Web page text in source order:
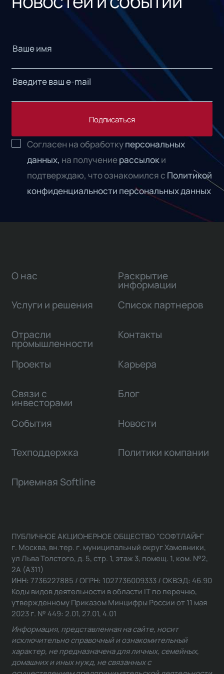
Подписаться
Согласен на обработкуперсональных
данных, на получениерассылоки
подтверждаю, что ознакомился с Политикой
конфиденциальности персональных данных
О нас
Услуги и решения
Отрасли
промышленности
Проекты
Связи с
инвесторами
Раскрытие
информации
Список партнеров
Контакты
Карьера
Блог
События Новости
Техподдержка Политики компании
Приемная Softline
ПУБЛИЧНОЕ АКЦИОНЕРНОЕ ОБЩЕСТВО "СОФТЛАЙН"
г. Москва, вн.тер. г. муниципальный округ Хамовники,
ул Льва Толстого, д. 5, стр. 1, этаж 3, помещ. 1, ком. №2,
2А (А311)
ИНН: 7736227885 / ОГРН: 1027736009333 / ОКВЭД: 46.90
Коды видов деятельности в области IT по перечню,
утвержденному Приказом Минцифры России от 11 мая
2023 г. № 449: 2.01, 27.01, 4.01
Информация, представленная на сайте, носит
исключительно справочный и ознакомительный
характер, не предназначена для личных, семейных,
домашних и иных нужд, не связанных с